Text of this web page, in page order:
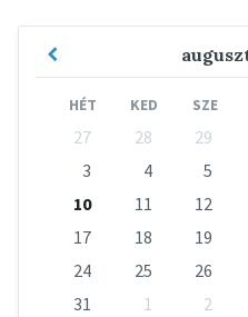
Previous
HÉT KED SZE
calendar
27 28 29
3
4 5
10
11 12
17
18 19
24
25 26
31
1 2